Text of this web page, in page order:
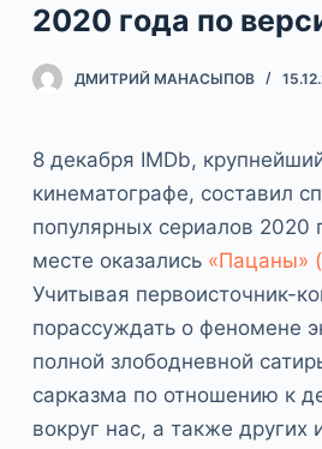
2020 года по
ДМИТРИЙ МАНАСЫПОВ
8 декабря IMDb,
кинематографе, составил
популярных сериалов 2020
месте оказались «Пацаны»
Учитывая первоисточник-
порассуждать о феномене
полной злободневной
сарказма по отношению к
вокруг нас, а также других